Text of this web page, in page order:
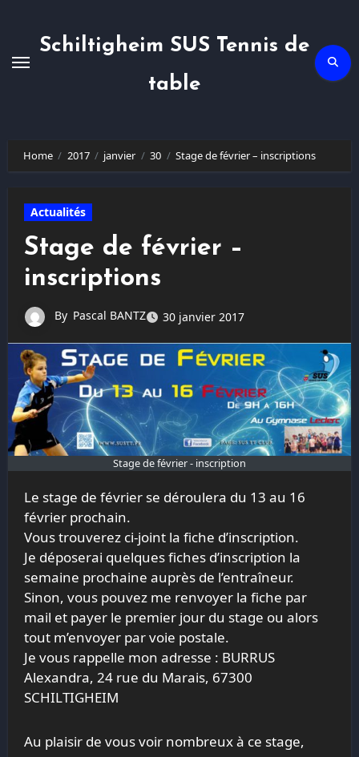
Schiltigheim SUS Tennis de
table
Home 2017 janvier 30 Stage de février – inscriptions
Actualités
Stage de février –
inscriptions
By Pascal BANTZ 30 janvier 2017
Stage de février - inscription
Le stage de février se déroulera du 13 au 16
février prochain.
Vous trouverez ci-joint la fiche d’inscription.
Je déposerai quelques fiches d’inscription la
semaine prochaine auprès de l’entraîneur.
Sinon, vous pouvez me renvoyer la fiche par
mail et payer le premier jour du stage ou alors
tout m’envoyer par voie postale.
Je vous rappelle mon adresse : BURRUS
Alexandra, 24 rue du Marais, 67300
SCHILTIGHEIM
Au plaisir de vous voir nombreux à ce stage,